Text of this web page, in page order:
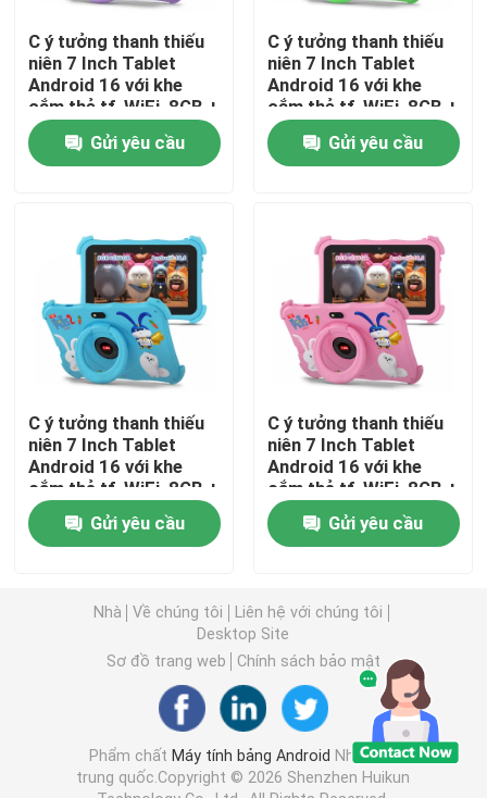
Kiểm soát chất lượng
Liên hệ chúng tôi
Tin tức
Yêu cầu báo giá
Máy tính bảng Android
Smart Tablet PC
Máy tính bảng màn hình cảm ứng
Bảng tính năng giáo dục cho học sinh
Máy tính bảng 7 inch
Máy tính bảng 8 inch
C ý tưởng thanh thiếu
niên 7 Inch Tablet
Android 16 với khe
cắm thẻ tf, WiFi, 8GB +
256GB, 1024 * 600
CM89
Gửi yêu cầu
C ý tưởng thanh thiếu
niên 7 Inch Tablet
Android 16 với khe
cắm thẻ tf, WiFi, 8GB +
256GB, 1024 * 600
CM89
Gửi yêu cầu
C ý tưởng thanh thiếu
niên 7 Inch Tablet
Android 16 với khe
cắm thẻ tf, WiFi, 8GB +
256GB, 1024 * 600
CM89
Gửi yêu cầu
C ý tưởng thanh thiếu
niên 7 Inch Tablet
Android 16 với khe
cắm thẻ tf, WiFi, 8GB +
256GB, 1024 * 600
CM89
Gửi yêu cầu
Nhà Về chúng tôi
Liên hệ với chúng tôi
Desktop Site
Sơ đồ trang web
Chính sách bảo mật
Phẩm chất Máy tính bảng Android Nhà máy
trung quốc.Copyright © 2026 Shenzhen Huikun